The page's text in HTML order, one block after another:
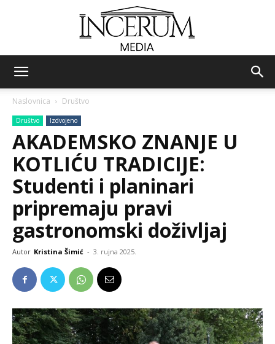
media
Naslovnica Društvo
Društvo Izdvojeno
AKADEMSKO ZNANJE U
KOTLIĆU TRADICIJE:
Studenti i planinari
pripremaju pravi
gastronomski doživljaj
Autor Kristina Šimić - 3. rujna 2025.